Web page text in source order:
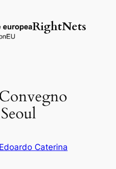
RightNets
Edoardo Caterina